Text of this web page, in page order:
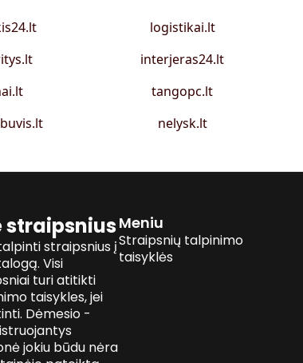
logistikai.lt
interjeras24.lt
tangopc.lt
nelysk.lt
straipsnius
straipsnius į
Visi
turi atitikti
taisykles, jei
Dėmesio -
jokiu būdu nėra
Meniu
Straipsnių talpinimo
taisyklės